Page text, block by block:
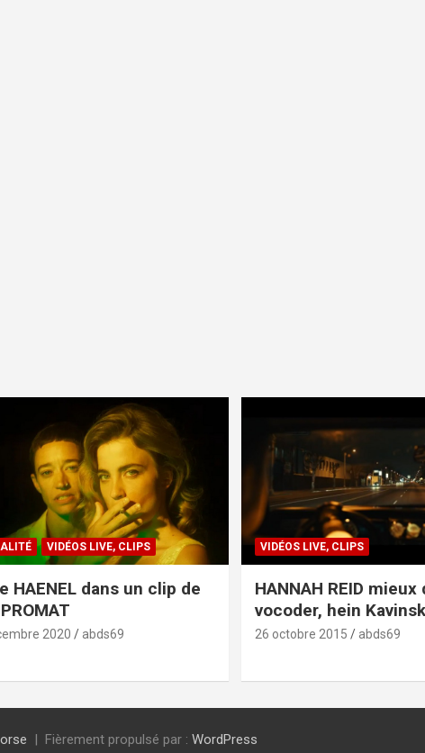
VIDÉOS LIVE, CLIPS
HAENEL dans un clip de
2020 abds69
VIDÉOS LIVE, CLIPS
HANNAH REID mieux
vocoder, hein
26 octobre 2015 abds69
Fièrement propulsé par : WordPress